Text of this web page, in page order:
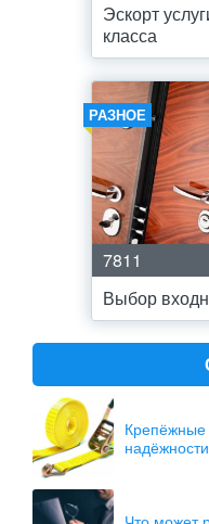
Эскорт
класса
РАЗНОЕ
7811
Выбор
Крепёжные